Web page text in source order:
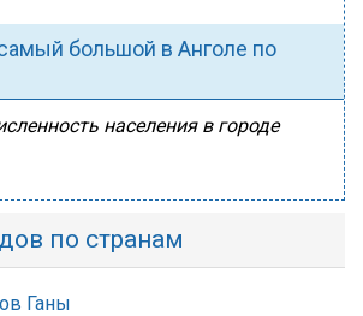
большой в Анголе по
населения в городе
по странам
Ганы